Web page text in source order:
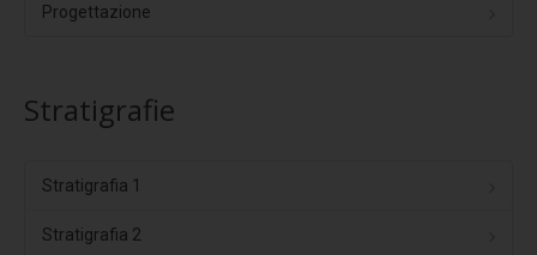
Coverpiù FONO
Sistemi isolati e ventilati
Progettazione
Stratigrafie
Stratigrafia 1
Stratigrafia 2